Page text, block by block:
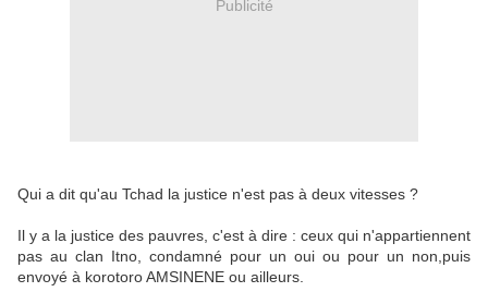
Publicité
Qui a dit qu'au Tchad la justice n'est pas à deux vitesses ?
Il y a la justice des pauvres, c'est à dire : ceux qui n'appartiennent
pas au clan Itno, condamné pour un oui ou pour un non,puis
envoyé à korotoro AMSINENE ou ailleurs.